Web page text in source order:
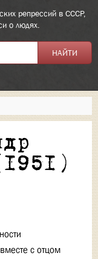
репрессий в СССР,
о людях.
с отцом